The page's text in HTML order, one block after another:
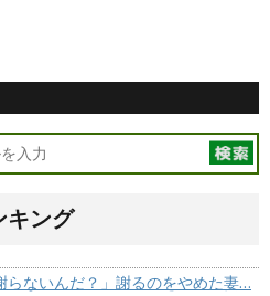
キング
らないんだ？」謝るのをやめた妻…